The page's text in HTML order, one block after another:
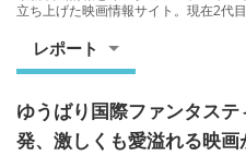
立ち上げた映画情報サイト。現在2代
レポート
ゆうばり国際ファンタス
発、激しくも愛溢れる映